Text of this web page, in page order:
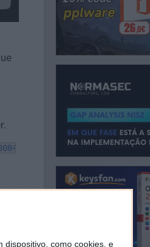
dispositivo, como cookies, e